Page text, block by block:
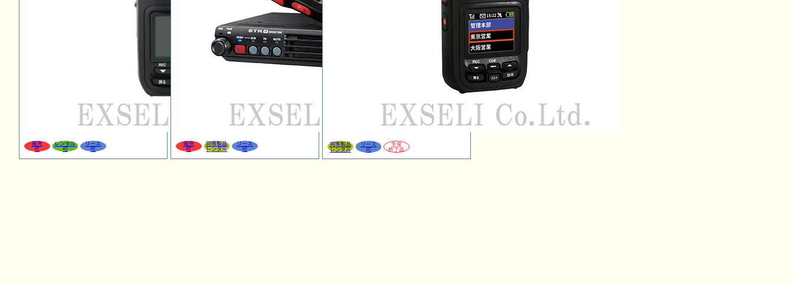
販売
可
レンタル
可
リース
可
販売
可
同等製品
レンタル
リース
可
同等製品
レンタル
リース
可
生産
終了品